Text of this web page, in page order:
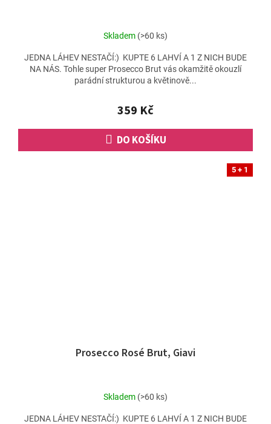
Skladem (>60 ks)
359 Kč
DO KOŠÍKU
JEDNA LÁHEV NESTAČÍ:) KUPTE 6 LAHVÍ A 1 Z NICH BUDE
NA NÁS. Tohle super Prosecco Brut vás okamžitě okouzlí
parádní strukturou a květinově...
5 + 1
Prosecco Rosé Brut, Giavi
Skladem (>60 ks)
JEDNA LÁHEV NESTAČÍ:) KUPTE 6 LAHVÍ A 1 Z NICH BUDE